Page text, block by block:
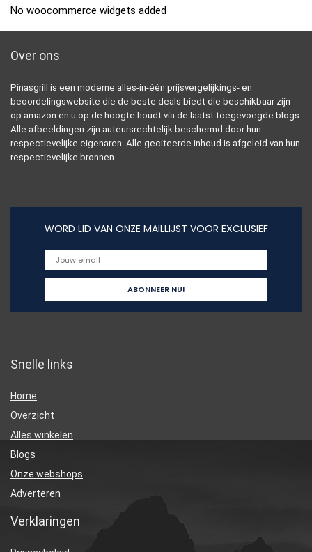
No woocommerce widgets added
Over ons
Pinasgrill is een moderne alles-in-één prijsvergelijkings- en
beoordelingswebsite die de beste deals biedt die beschikbaar zijn
op amazon en u op de hoogte houdt via de laatst toegevoegde blogs.
Alle afbeeldingen zijn auteursrechtelijk beschermd door hun
respectievelijke eigenaren. Alle geciteerde inhoud is afgeleid van hun
respectievelijke bronnen.
WORD LID VAN ONZE MAILLIJST VOOR EXCLUSIEF
Snelle links
Home
Overzicht
Alles winkelen
Blogs
Onze webshops
Adverteren
Verklaringen